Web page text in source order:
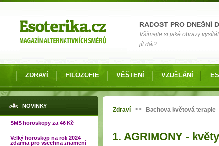
RADOST PRO DNEŠNÍ
Všímejte si jaké obrazy
jít dál?
ZDRAVÍ FILOZOFIE VĚŠTENÍ VZDĚLÁNÍ
NOVINKY
SMS horoskopy za 46 Kč
Velký horoskop na rok 2024
zdarma pro všechna znamení
Jste zde
Zdraví >> Bachova květová terapie
1. AGRIMONY -